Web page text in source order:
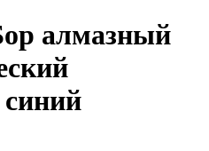
алмазный